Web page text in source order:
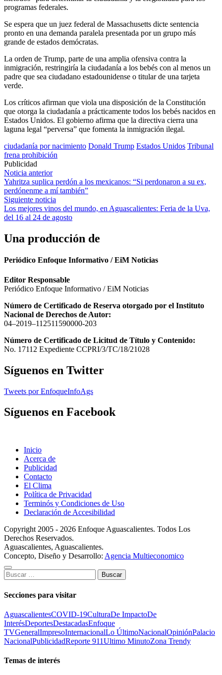
programas federales.
Se espera que un juez federal de Massachusetts dicte sentencia
pronto en una demanda paralela presentada por un grupo más
grande de estados demócratas.
La orden de Trump, parte de una amplia ofensiva contra la
inmigración, restringiría la ciudadanía a los bebés con al menos un
padre que sea ciudadano estadounidense o titular de una tarjeta
verde.
Los críticos afirman que viola una disposición de la Constitución
que otorga la ciudadanía a prácticamente todos los bebés nacidos en
Estados Unidos. El gobierno afirma que la directiva cierra una
laguna legal “perversa” que fomenta la inmigración ilegal.
ciudadanía por nacimiento Donald Trump Estados Unidos Tribunal
frena prohibición
Publicidad
Navegación
de
entradas
Noticia anterior
Yahritza suplica perdón a los mexicanos: “Si perdonaron a su ex,
perdónenme a mí también”
Siguiente noticia
Los mejores vinos del mundo, en Aguascalientes: Feria de la Uva,
del 16 al 24 de agosto
Una producción de
Periódico Enfoque Informativo / EiM Noticias
Editor Responsable
Periódico Enfoque Informativo / EiM Noticias
Número de Certificado de Reserva otorgado por el Instituto
Nacional de Derechos de Autor:
04–2019–112511590000-203
Número de Certificado de Licitud de Título y Contenido:
No. 17112 Expediente CCPRI/3/TC/18/21028
Síguenos en Twitter
Tweets por EnfoqueInfoAgs
Síguenos en Facebook
Inicio
Acerca de
Publicidad
Contacto
El Clima
Política de Privacidad
Terminós y Condiciones de Uso
Declaración de Accesibilidad
Copyright 2005 - 2026 Enfoque Aguascalientes. Todos Los
Derechos Reservados.
Aguascalientes, Aguascalientes.
Concepto, Diseño y Desarrollo: Agencia Multieconomico
Buscar:
Secciones para visitar
AguascalientesCOVID-19CulturaDe ImpactoDe
InterésDeportesDestacadasEnfoque
TVGeneralImpresoInternacionalLo ÚltimoNacionalOpiniónPalacio
NacionalPublicidadReporte 911Ultimo MinutoZona Trendy
Temas de interés